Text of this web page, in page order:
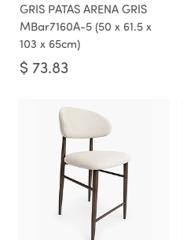
GRIS PATAS ARENA GRIS
MBar7160A-5 (50 x 61.5 x
103 x 65cm)
$ 73.83